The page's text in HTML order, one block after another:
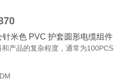
米色 PVC 护套圆形电缆组件
产品的复杂程度，通常为100PCS